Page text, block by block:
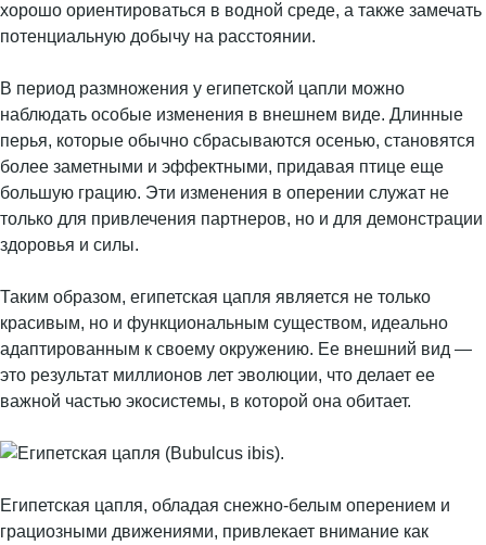
хорошо ориентироваться в водной среде, а также замечать
потенциальную добычу на расстоянии.
В период размножения у египетской цапли можно
наблюдать особые изменения в внешнем виде. Длинные
перья, которые обычно сбрасываются осенью, становятся
более заметными и эффектными, придавая птице еще
большую грацию. Эти изменения в оперении служат не
только для привлечения партнеров, но и для демонстрации
здоровья и силы.
Таким образом, египетская цапля является не только
красивым, но и функциональным существом, идеально
адаптированным к своему окружению. Ее внешний вид —
это результат миллионов лет эволюции, что делает ее
важной частью экосистемы, в которой она обитает.
Египетская цапля, обладая снежно-белым оперением и
грациозными движениями, привлекает внимание как